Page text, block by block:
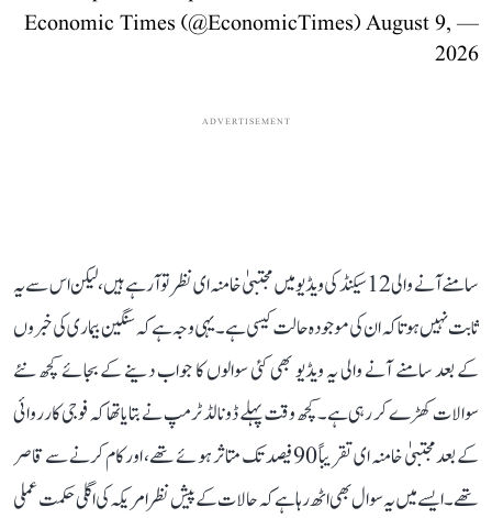
— Economic Times (@EconomicTimes)
August 9,
2026
ADVERTISEMENT
سامنے آنے والی 12 سیکنڈ کی ویڈیو میں مجتبیٰ خامنہ ای نظر تو آ رہے ہیں، لیکن اس سے یہ
ثابت نہیں ہوتا کہ ان کی موجودہ حالت کیسی ہے۔ یہی وجہ ہے کہ سنگین بیماری کی خبروں
کے بعد سامنے آنے والی یہ ویڈیو بھی کئی سوالوں کا جواب دینے کے بجائے کچھ نئے
سوالات کھڑے کر رہی ہے۔ کچھ وقت پہلے ڈونالڈ ٹرمپ نے بتایا تھا کہ فوجی کارروائی
کے بعد مجتبیٰ خامنہ ای تقریباً 90 فیصد تک متاثر ہوئے تھے، اور کام کرنے سے قاصر
تھے۔ ایسے میں یہ سوال بھی اٹھ رہا ہے کہ حالات کے پیش نظر امریکہ کی اگلی حکمت عملی